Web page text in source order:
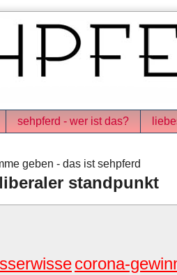
sehpferd - wer ist das?
geben - das ist sehpferd
standpunkt
corona-